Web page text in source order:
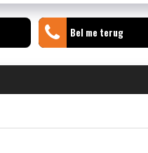
Bel me terug